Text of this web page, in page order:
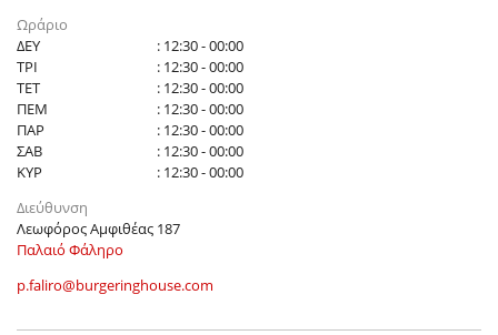
Ωράριο
ΔΕΥ
: 12:30 - 00:00
ΤΡΙ
: 12:30 - 00:00
ΤΕΤ
: 12:30 - 00:00
ΠΕΜ
: 12:30 - 00:00
ΠΑΡ
: 12:30 - 00:00
ΣΑΒ
: 12:30 - 00:00
ΚΥΡ
: 12:30 - 00:00
Διεύθυνση
Λεωφόρος Αμφιθέας 187
Παλαιό Φάληρο
p.faliro@burgeringhouse.com